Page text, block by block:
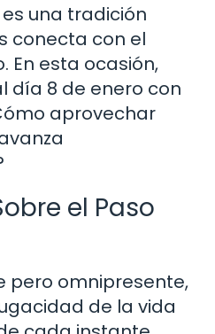
una tradición
conecta con el
En esta ocasión,
día 8 de enero con
aprovechar
el Paso
pero omnipresente,
de la vida